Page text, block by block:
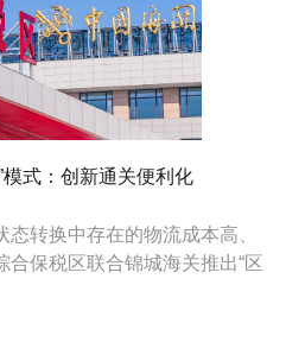
模式：创新通关便利化
转换中存在的物流成本高、
合保税区联合锦城海关推出“区